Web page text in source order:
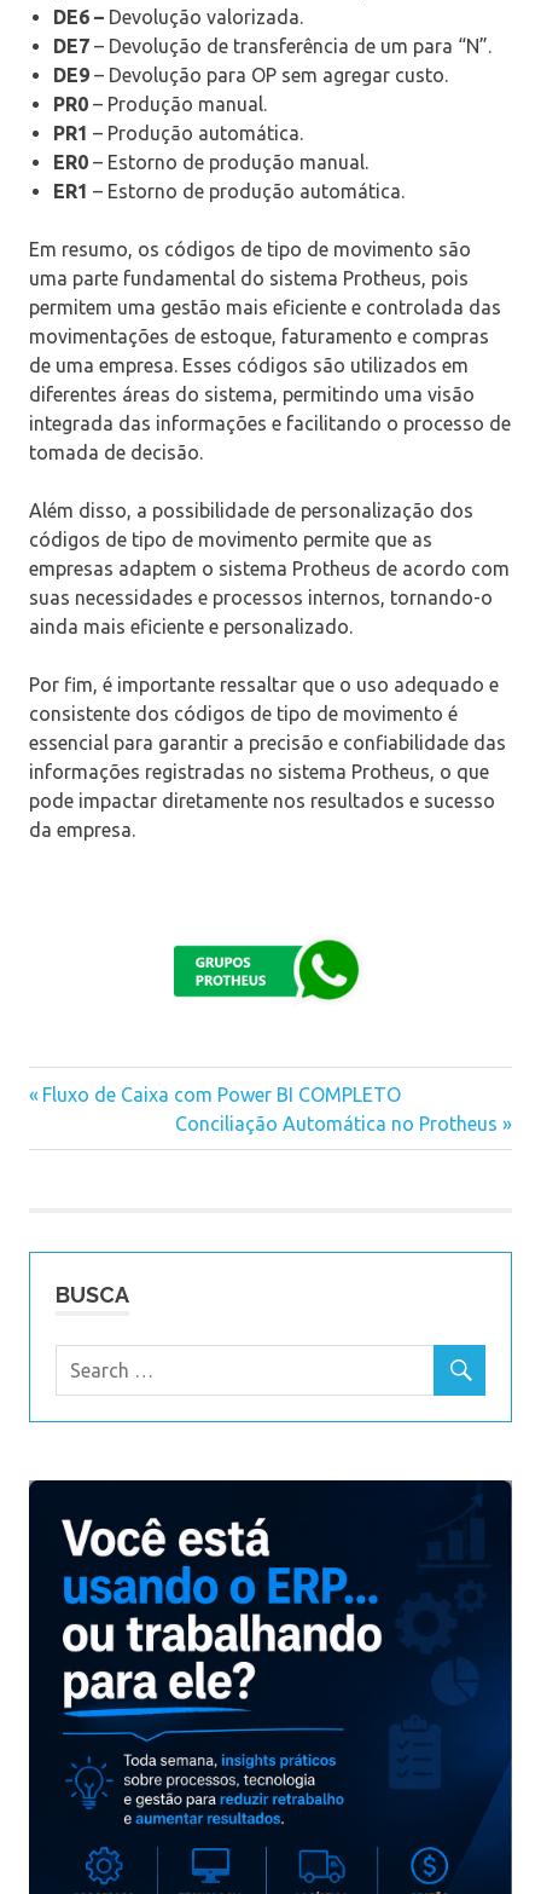
DE6 – Devolução valorizada.
DE7 – Devolução de transferência de um para “N”.
DE9 – Devolução para OP sem agregar custo.
PR0 – Produção manual.
PR1 – Produção automática.
ER0 – Estorno de produção manual.
ER1 – Estorno de produção automática.
Em resumo, os códigos de tipo de movimento são
uma parte fundamental do sistema Protheus, pois
permitem uma gestão mais eficiente e controlada das
movimentações de estoque, faturamento e compras
de uma empresa. Esses códigos são utilizados em
diferentes áreas do sistema, permitindo uma visão
integrada das informações e facilitando o processo de
tomada de decisão.
Além disso, a possibilidade de personalização dos
códigos de tipo de movimento permite que as
empresas adaptem o sistema Protheus de acordo com
suas necessidades e processos internos, tornando-o
ainda mais eficiente e personalizado.
Por fim, é importante ressaltar que o uso adequado e
consistente dos códigos de tipo de movimento é
essencial para garantir a precisão e confiabilidade das
informações registradas no sistema Protheus, o que
pode impactar diretamente nos resultados e sucesso
da empresa.
Navegação
Previous
Fluxo de Caixa com Power BI COMPLETO
Next
Post:
Conciliação Automática no Protheus
BUSCA